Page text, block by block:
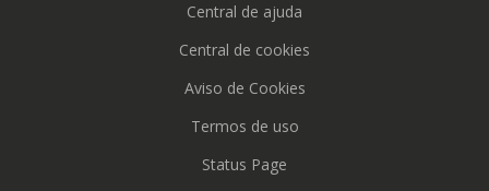
Central de ajuda
Central de cookies
Aviso de Cookies
Termos de uso
Status Page